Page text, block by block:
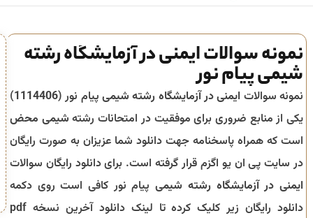
نمونه سوالات ایمنی در آزمایشگاه رشته
شیمی پیام نور
نمونه سوالات ایمنی در آزمایشگاه رشته شیمی پیام نور (1114406
)
یکی از منابع ضروری برای موفقیت در امتحانات رشته شیمی محض
است که همراه پاسخنامه جهت دانلود شما عزیزان به صورت رایگان
در سایت پی ان یو اگزم قرار گرفته است. برای دانلود رایگان سوالات
ایمنی در آزمایشگاه رشته شیمیپیام نور کافی است روی دکمه
دانلود رایگان زیر کلیک کرده تا لینک دانلود آخرین نسخه pdf